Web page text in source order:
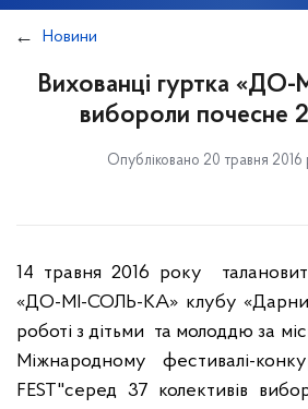
Новини
Вихованці гуртка
вибороли почесне
Опубліковано 20 травня 2016
14 травня 2016 року
«ДО-МІ-СОЛЬ-КА» клубу
роботі з дітьми та молоддю за
Міжнародному фестивалі-
FEST"серед 37 колективів